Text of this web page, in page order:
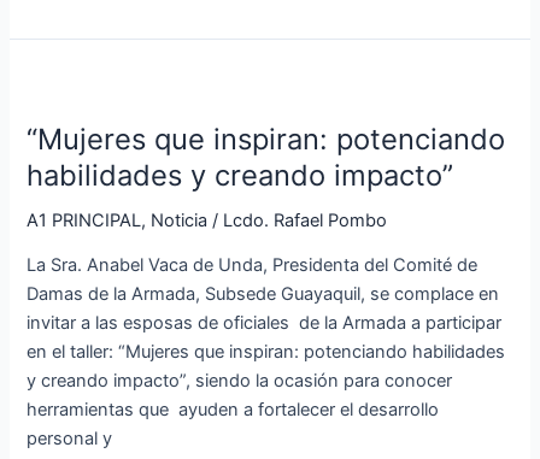
“Mujeres que inspiran: potenciando
habilidades y creando impacto”
A1 PRINCIPAL, Noticia / Lcdo. Rafael Pombo
La Sra. Anabel Vaca de Unda, Presidenta del Comité de
Damas de la Armada, Subsede Guayaquil, se complace en
invitar a las esposas de oficiales de la Armada a participar
en el taller: “Mujeres que inspiran: potenciando habilidades
y creando impacto”, siendo la ocasión para conocer
herramientas que ayuden a fortalecer el desarrollo
personal y
inspiran:
potenciando
y
creando
impacto”